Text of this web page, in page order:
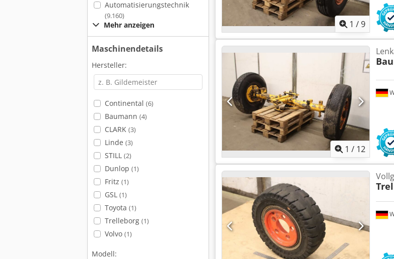
Automatisierungstechnik
(9.160)
Mehr anzeigen
Maschinendetails
Hersteller:
Continental (6)
Baumann (4)
CLARK (3)
Linde (3)
STILL (2)
Dunlop (1)
Fritz (1)
GSL (1)
Toyota (1)
Trelleborg (1)
Volvo (1)
Modell:
1 /9
1 / 12